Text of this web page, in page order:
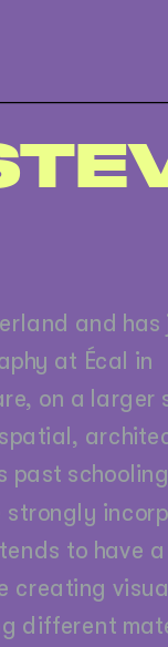
and has
at Écal in
on a larger
past
strongly
to have a
creating
different